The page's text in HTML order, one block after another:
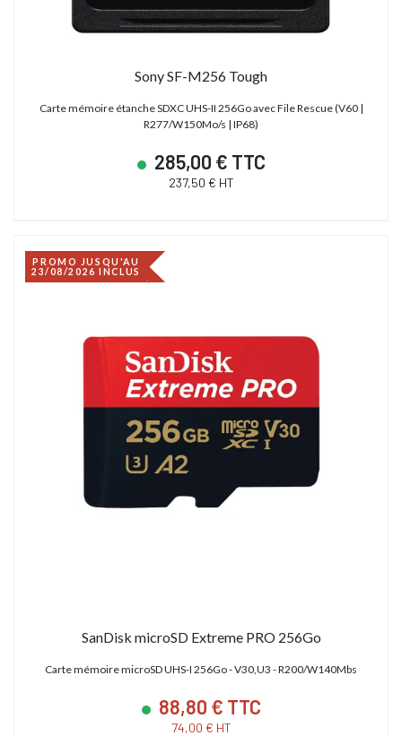
Sony SF-M256 Tough
Carte mémoire étanche SDXC UHS-II 256Go avec File Rescue (V60 |
R277/W150Mo/s | IP68)
285,00 € TTC
237,50 € HT
PROMO JUSQU'AU
23/08/2026 INCLUS
SanDisk microSD Extreme PRO 256Go
Carte mémoire microSD UHS-I 256Go - V30,U3 - R200/W140Mbs
88,80 € TTC
74,00 € HT